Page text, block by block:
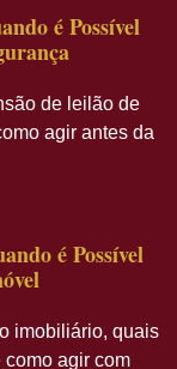
é Possível
de leilão de
agir antes da
é Possível
imobiliário, quais
agir com